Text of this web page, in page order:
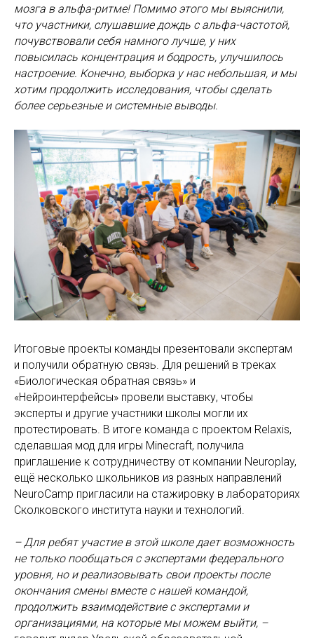
мозга в альфа-ритме! Помимо этого мы выяснили,
что участники, слушавшие дождь с альфа-частотой,
почувствовали себя намного лучше, у них
повысилась концентрация и бодрость, улучшилось
настроение. Конечно, выборка у нас небольшая, и мы
хотим продолжить исследования, чтобы сделать
более серьезные и системные выводы.
Итоговые проекты команды презентовали экспертам
и получили обратную связь. Для решений в треках
«Биологическая обратная связь» и
«Нейроинтерфейсы» провели выставку, чтобы
эксперты и другие участники школы могли их
протестировать. В итоге команда с проектом Relaxis,
сделавшая мод для игры Minecraft, получила
приглашение к сотрудничеству от компании Neuroplay,
ещё несколько школьников из разных направлений
NeuroCamp пригласили на стажировку в лабораториях
Сколковского института науки и технологий.
– Для ребят участие в этой школе дает возможность
не только пообщаться с экспертами федерального
уровня, но и реализовывать свои проекты после
окончания смены вместе с нашей командой,
продолжить взаимодействие с экспертами и
организациями, на которые мы можем выйти, –